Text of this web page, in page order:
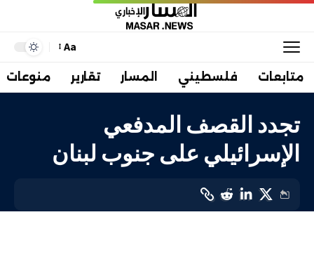
Aa
متابعات فلسطيني المسار تقارير منوعات
تجدد القصف المدفعي
الإسرائيلي على جنوب لبنان